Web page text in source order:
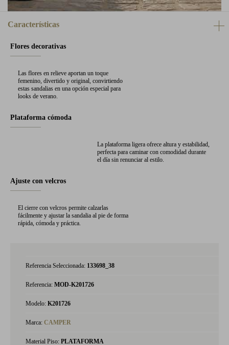
Características
Flores decorativas
Las flores en relieve aportan un toque
femenino, divertido y original, convirtiendo
estas sandalias en una opción especial para
looks de verano.
Plataforma cómoda
La plataforma ligera ofrece altura y estabilidad,
perfecta para caminar con comodidad durante
el día sin renunciar al estilo.
Ajuste con velcros
El cierre con velcros permite calzarlas
fácilmente y ajustar la sandalia al pie de forma
rápida, cómoda y práctica.
Referencia Seleccionada: 133698_38
Referencia: MOD-K201726
Modelo: K201726
Marca: CAMPER
Material Piso: PLATAFORMA